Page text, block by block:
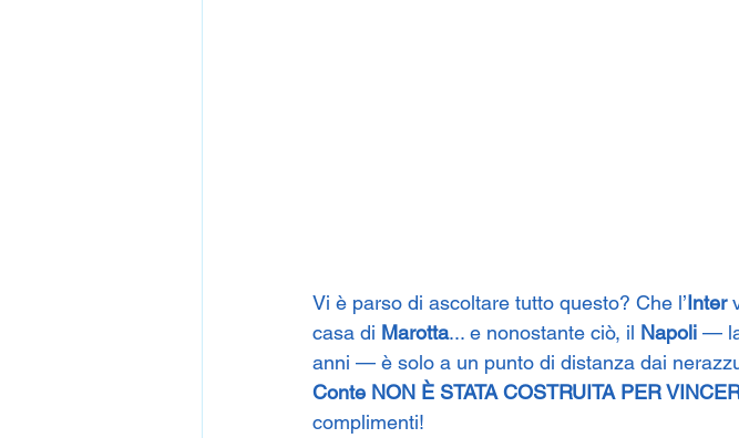
Vi è parso di ascoltare tutto questo? Che l’Inter
casa di Marotta... e nonostante ciò, il Napoli —
anni — è solo a un punto di distanza dai
Conte NON È STATA COSTRUITA PER
complimenti!